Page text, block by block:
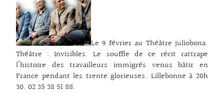
Le 9 février au Théâtre juliobona.
Théâtre : Invisibles. Le souffle de ce récit rattrape
l’histoire des travailleurs immigrés venus bâtir en
France pendant les trente glorieuses. Lillebonne à 20h
30. 02 35 38 51 88.